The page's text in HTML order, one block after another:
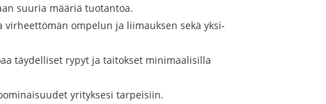
suuria määriä tuotantoa.
ompelun ja liimauksen sekä yksi-
täydelliset rypyt ja taitokset minimaalisilla
yrityksesi tarpeisiin.